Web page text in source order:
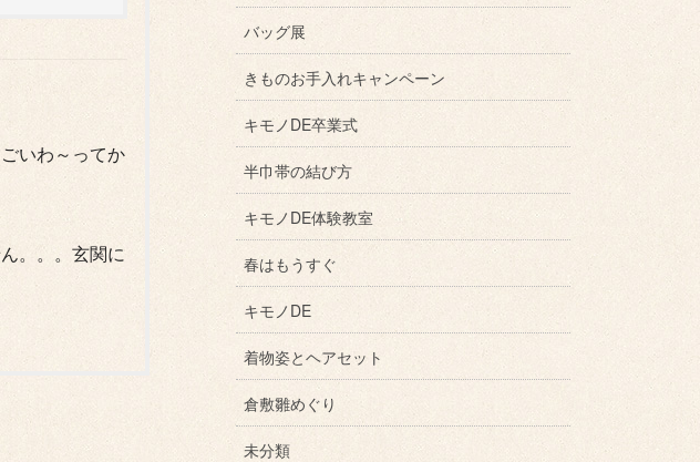
いわ～ってか
。。。玄関に
バッグ展
きものお手入れキャンペーン
キモノDE卒業式
半巾帯の結び方
キモノDE体験教室
春はもうすぐ
キモノDE
着物姿とヘアセット
倉敷雛めぐり
未分類